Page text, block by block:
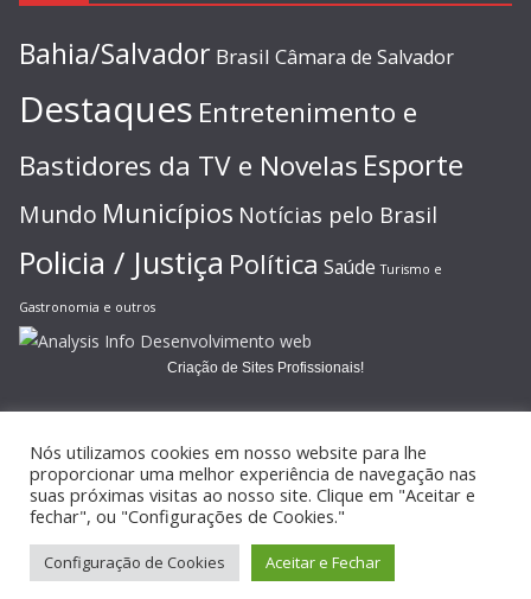
Bahia/Salvador Brasil Câmara de Salvador
Destaques Entretenimento e
Bastidores da TV e Novelas Esporte
Mundo Municípios Notícias pelo Brasil
Policia / Justiça Política Saúde Turismo e
Gastronomia e outros
Criação de Sites Profissionais!
Copyright © 2026JORNAL GAZETA ONLINE
reservados.
Tema:ColorMagpor ThemeGrill. Powered by
Nós utilizamos cookies em nosso website para lhe
proporcionar uma melhor experiência de navegação nas
suas próximas visitas ao nosso site. Clique em "Aceitar e
fechar", ou "Configurações de Cookies."
Configuração de Cookies Aceitar e Fechar